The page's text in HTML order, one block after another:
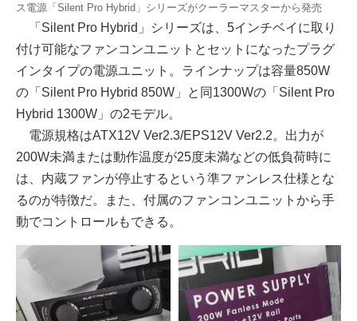
ス電源「Silent Pro Hybrid」シリーズがクーラーマスターから発売
「Silent Pro Hybrid」シリーズは、5インチベイに取り
付け可能なファンコンユニットとセットになったプラグ
インタイプの電源ユニット。ラインナップは容量850W
の「Silent Pro Hybrid 850W」と同1300Wの「Silent Pro
Hybrid 1300W」の2モデル。
電源規格はATX12V Ver2.3/EPS12V Ver2.2。出力が
200W未満または動作温度が25度未満などの低負荷時に
は、内蔵ファンが停止するという準ファンレス仕様とな
るのが特徴だ。また、付属のファンコンユニットから手
動でコントロールもできる。